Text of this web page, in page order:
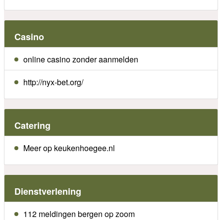
Casino
online casino zonder aanmelden
http://nyx-bet.org/
Catering
Meer op keukenhoegee.nl
Dienstverlening
112 meldingen bergen op zoom